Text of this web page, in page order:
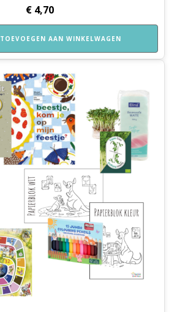
€ 4,70
TOEVOEGEN AAN WINKELWAGEN